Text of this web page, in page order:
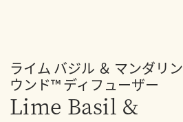
ライム バジル ＆ マンダリ
ウンド™ ディフューザー
Lime Basil &